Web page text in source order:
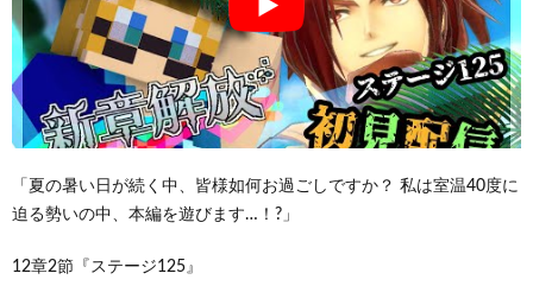
「夏の暑い日が続く中、皆様如何お過ごしですか？ 私は室温40度に
迫る勢いの中、本編を遊びます…！?」
12章2節『ステージ125』